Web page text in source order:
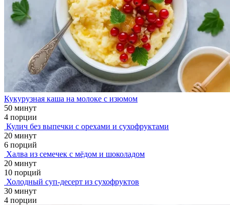
Кукурузная каша на молоке с изюмом
50 минут
4 порции
Кулич без выпечки с орехами и сухофруктами
20 минут
6 порций
Халва из семечек с мёдом и шоколадом
20 минут
10 порций
Холодный суп-десерт из сухофруктов
30 минут
4 порции